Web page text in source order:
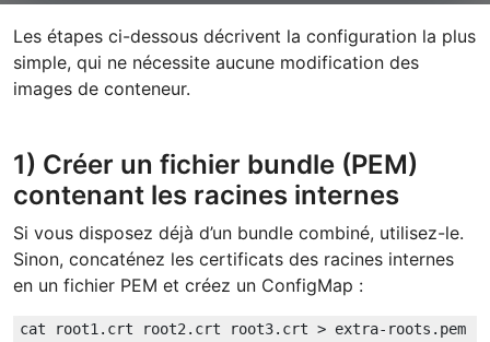
Les étapes ci-dessous décrivent la configuration la plus
simple, qui ne nécessite aucune modification des
images de conteneur.
1) Créer un fichier bundle (PEM)
contenant les racines internes
Si vous disposez déjà d’un bundle combiné, utilisez-le.
Sinon, concaténez les certificats des racines internes
en un fichier PEM et créez un ConfigMap :
cat root1.crt root2.crt root3.crt > extra-roots.pem